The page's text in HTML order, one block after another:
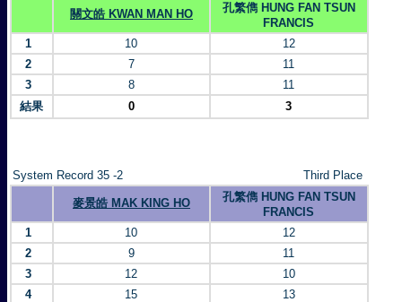
關文皓 KWAN MAN HO
孔繁儁 HUNG FAN TSUN
FRANCIS
1
10
12
2
7
11
3
8
11
結果
0 3
System Record 35 -2 Third Place
麥景皓 MAK KING HO
孔繁儁 HUNG FAN TSUN
FRANCIS
1
10
12
2
9
11
3
12
10
4
15
13